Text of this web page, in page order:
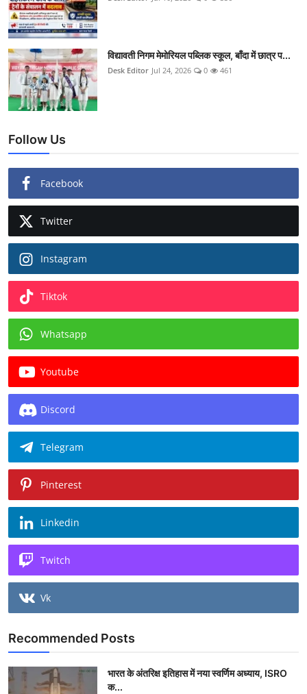
विद्यावती निगम मेमोरियल पब्लिक स्कूल, बाँदा में छात्र प...
Desk Editor Jul 24, 2026 0 461
Follow Us
Facebook
Twitter
Instagram
Tiktok
Whatsapp
Youtube
Discord
Telegram
Pinterest
Linkedin
Twitch
Vk
Recommended Posts
भारत के अंतरिक्ष इतिहास में नया स्वर्णिम अध्याय, ISRO
क...